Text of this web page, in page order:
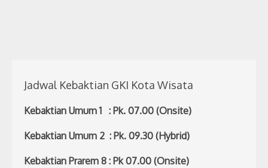
Jadwal Kebaktian GKI Kota Wisata
Kebaktian Umum 1 : Pk. 07.00 (Onsite)
Kebaktian Umum 2 : Pk. 09.30 (Hybrid)
Kebaktian Prarem 8 : Pk 07.00 (Onsite)